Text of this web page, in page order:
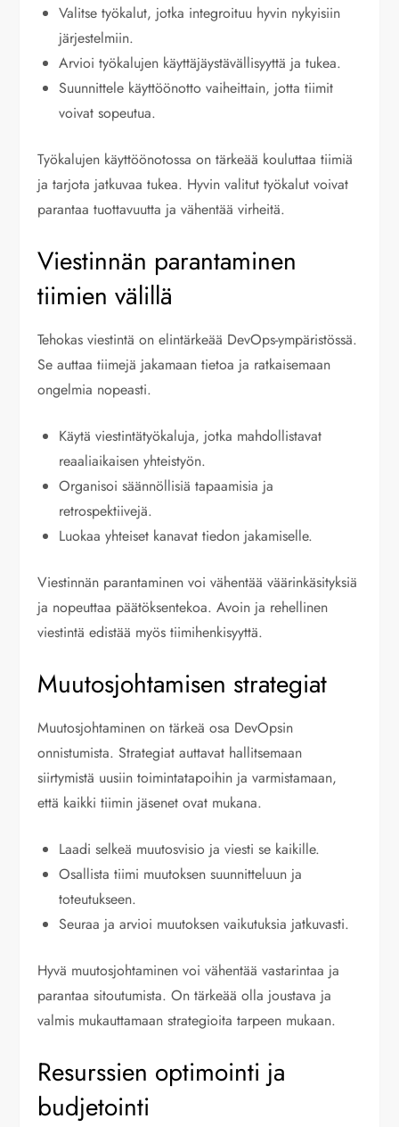
Valitse työkalut, jotka integroituu hyvin nykyisiin
järjestelmiin.
Arvioi työkalujen käyttäjäystävällisyyttä ja tukea.
Suunnittele käyttöönotto vaiheittain, jotta tiimit
voivat sopeutua.
Työkalujen käyttöönotossa on tärkeää kouluttaa tiimiä
ja tarjota jatkuvaa tukea. Hyvin valitut työkalut voivat
parantaa tuottavuutta ja vähentää virheitä.
Viestinnän parantaminen
tiimien välillä
Tehokas viestintä on elintärkeää DevOps-ympäristössä.
Se auttaa tiimejä jakamaan tietoa ja ratkaisemaan
ongelmia nopeasti.
Käytä viestintätyökaluja, jotka mahdollistavat
reaaliaikaisen yhteistyön.
Organisoi säännöllisiä tapaamisia ja
retrospektiivejä.
Luokaa yhteiset kanavat tiedon jakamiselle.
Viestinnän parantaminen voi vähentää väärinkäsityksiä
ja nopeuttaa päätöksentekoa. Avoin ja rehellinen
viestintä edistää myös tiimihenkisyyttä.
Muutosjohtamisen strategiat
Muutosjohtaminen on tärkeä osa DevOpsin
onnistumista. Strategiat auttavat hallitsemaan
siirtymistä uusiin toimintatapoihin ja varmistamaan,
että kaikki tiimin jäsenet ovat mukana.
Laadi selkeä muutosvisio ja viesti se kaikille.
Osallista tiimi muutoksen suunnitteluun ja
toteutukseen.
Seuraa ja arvioi muutoksen vaikutuksia jatkuvasti.
Hyvä muutosjohtaminen voi vähentää vastarintaa ja
parantaa sitoutumista. On tärkeää olla joustava ja
valmis mukauttamaan strategioita tarpeen mukaan.
Resurssien optimointi ja
budjetointi